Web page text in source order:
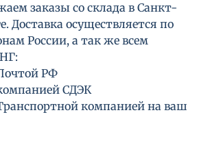
заказы со склада в Санкт-
Доставка осуществляется по
России, а так же всем
РФ
СДЭК
компанией на ваш